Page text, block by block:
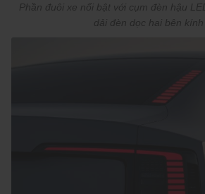
Phần đuôi xe nổi bật với cụm đèn hậu
dải đèn dọc hai bên kính